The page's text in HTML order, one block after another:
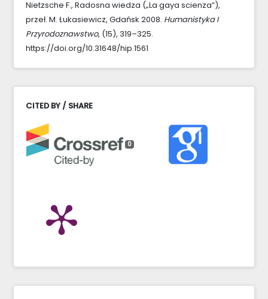
Nietzsche F., Radosna wiedza („La gaya scienza”),
przeł. M. Łukasiewicz, Gdańsk 2008. Humanistyka I
Przyrodoznawstwo, (15), 319–325.
https://doi.org/10.31648/hip.1561
CITED BY / SHARE
0